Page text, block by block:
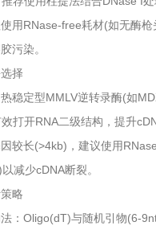
RNase-free耗材(如无酶枪
污染。
择‌
定型MMLV逆转录酶(如
打开RNA二级结构，提升
长(>4kb)，建议使用
减少cDNA断裂。
略‌
Oligo(dT)与随机引物(6-